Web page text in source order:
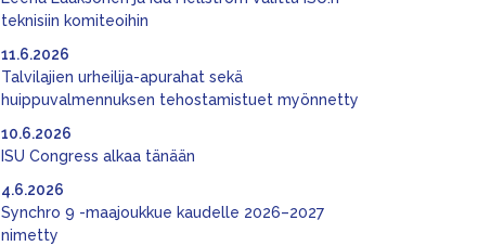
teknisiin komiteoihin
Talvilajien urheilija-apurahat sekä
huippuvalmennuksen tehostamistuet myönnetty
11.6.2026
ISU Congress alkaa tänään
10.6.2026
Synchro 9 -maajoukkue kaudelle 2026–2027
nimetty
4.6.2026